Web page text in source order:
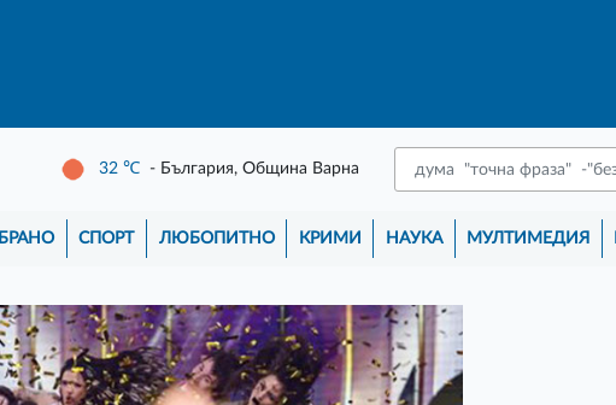
32 ℃ - България, Община Варна
СПОРТ ЛЮБОПИТНО КРИМИ НАУКА МУЛТИМЕДИЯ